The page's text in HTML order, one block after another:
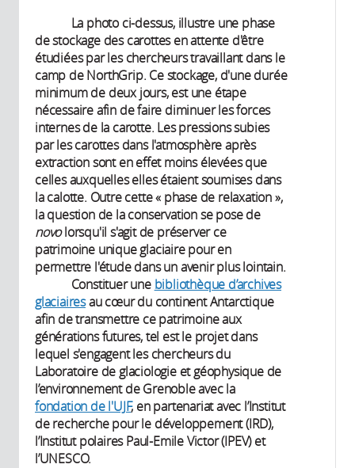
La photo ci-dessus, illustre une phase
de stockage des carottes en attente d'être
étudiées par les chercheurs travaillant dans le
camp de NorthGrip. Ce stockage, d'une durée
minimum de deux jours, est une étape
nécessaire afin de faire diminuer les forces
internes de la carotte. Les pressions subies
par les carottes dans l'atmosphère après
extraction sont en effet moins élevées que
celles auxquelles elles étaient soumises dans
la calotte. Outre cette « phase de relaxation »,
la question de la conservation se pose de
novolorsqu'il s'agit de préserver ce
patrimoine unique glaciaire pour en
permettre l'étude dans un avenir plus lointain.
Constituer une bibliothèque d’archives
glaciairesau cœur du continent Antarctique
afin de transmettre ce patrimoine aux
générations futures, tel est le projet dans
lequel s'engagent les chercheurs du
Laboratoire de glaciologie et géophysique de
l’environnement de Grenoble avec la
fondation de l'UJF, en partenariat avec l’Institut
de recherche pour le développement (IRD),
l’Institut polaires Paul-Emile Victor (IPEV) et
l’UNESCO.